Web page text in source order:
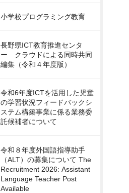
小学校プログラミング教育
長野県ICT教育推進センタ
ー クラウドによる同時共同
編集（令和４年度版）
令和6年度ICTを活用した児童
の学習状況フィードバックシ
ステム構築事業に係る業務委
託候補者について
令和８年度外国語指導助手
（ALT）の募集について The
Recruitment 2026: Assistant
Language Teacher Post
Available